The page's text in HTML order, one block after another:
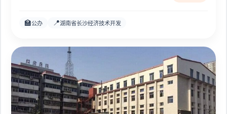
🏫公办 📍湖南省长沙经济技术开发